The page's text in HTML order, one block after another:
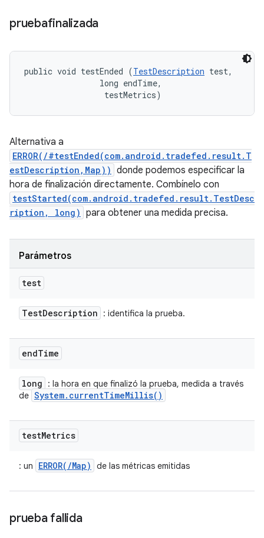
pruebafinalizada
public void testEnded (TestDescription test,
                long endTime,
testMetrics)
Alternativa a
ERROR(/#testEnded(com.android.tradefed.result.T
estDescription,Map)) donde podemos especificar la
hora de finalización directamente. Combínelo con
testStarted(com.android.tradefed.result.TestDesc
ription, long) para obtener una medida precisa.
Parámetros
test
TestDescription : identifica la prueba.
endTime
long
: la hora en que finalizó la prueba, medida a través
de System. currentTimeMillis( )
testMetrics
: un ERROR(/Map) de las métricas emitidas
prueba fallida